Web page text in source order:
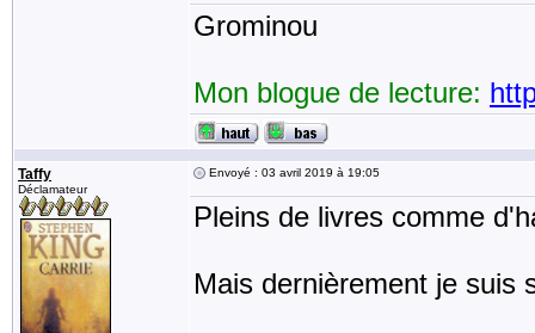
Grominou
Mon blogue de lecture:
Taffy
Déclamateur
Envoyé : 03 avril 2019 à 19:05
Pleins de livres comme
Mais dernièrement je suis